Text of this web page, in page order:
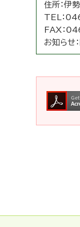
住所：伊
TEL：
FAX：
お知らせ：